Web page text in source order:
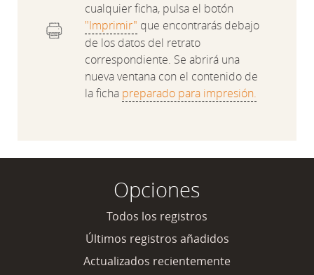
cualquier ficha, pulsa el botón
"Imprimir" que encontrarás debajo
de los datos del retrato
correspondiente. Se abrirá una
nueva ventana con el contenido de
la ficha preparado para impresión.
Opciones
Todos los registros
Últimos registros añadidos
Actualizados recientemente